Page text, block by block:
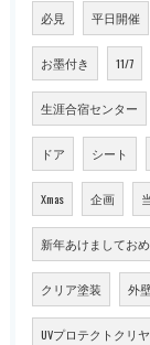
必見 平日開催
お墨付き 11/7
生涯合宿センター
ドア シート
Xmas 企画
新年あけましてお
クリア塗装 外
UVプロテクトクリ